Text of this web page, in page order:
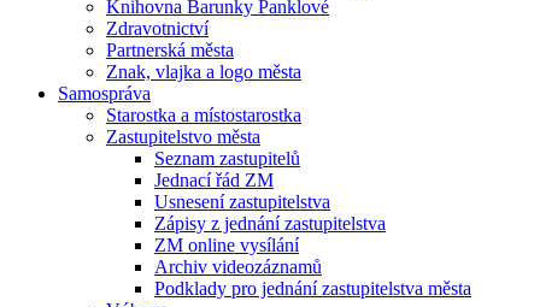
Knihovna Barunky Panklové
Zdravotnictví
Partnerská města
Znak, vlajka a logo města
Samospráva
Starostka a místostarostka
Zastupitelstvo města
Seznam zastupitelů
Jednací řád ZM
Usnesení zastupitelstva
Zápisy z jednání zastupitelstva
ZM online vysílání
Archiv videozáznamů
Podklady pro jednání zastupitelstva města